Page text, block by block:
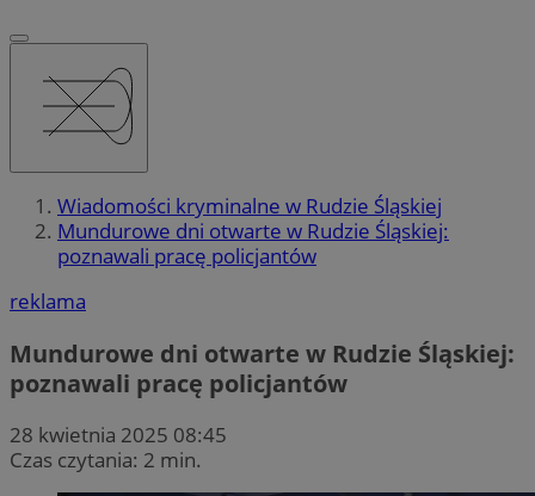
Wiadomości kryminalne w Rudzie Śląskiej
Mundurowe dni otwarte w Rudzie Śląskiej:
poznawali pracę policjantów
reklama
Mundurowe dni otwarte w Rudzie Śląskiej:
poznawali pracę policjantów
28 kwietnia 2025 08:45
Czas czytania: 2 min.